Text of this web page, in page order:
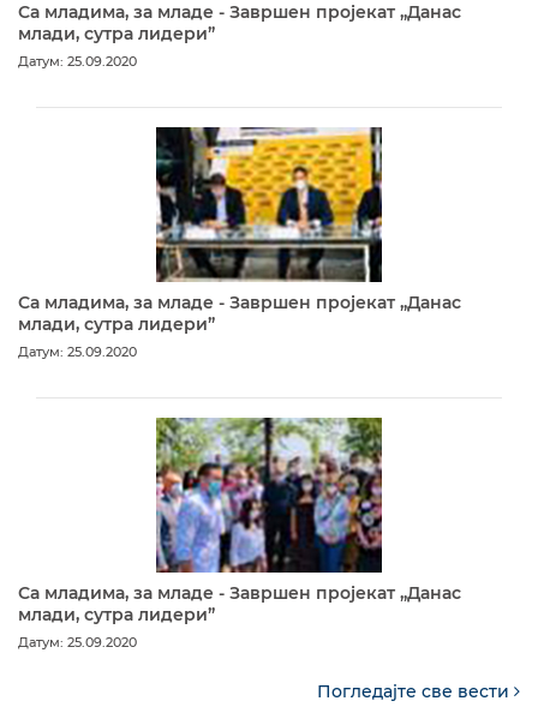
Са младима, за младе - Завршен пројекат „Данас
млади, сутра лидери”
Датум: 25.09.2020
Са младима, за младе - Завршен пројекат „Данас
млади, сутра лидери”
Датум: 25.09.2020
Са младима, за младе - Завршен пројекат „Данас
млади, сутра лидери”
Датум: 25.09.2020
Погледајте све вести